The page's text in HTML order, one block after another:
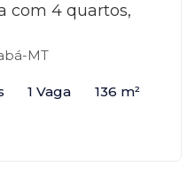
com 4 quartos,
MT
1 Vaga 136 m²